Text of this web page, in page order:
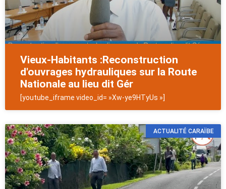
Vieux-Habitants :Reconstruction
d'ouvrages hydrauliques sur la Route
Nationale au lieu dit Gér
[youtube_iframe video_id= »Xw-ye9HTyUs »]
ACTUALITÉ CARAÏBE